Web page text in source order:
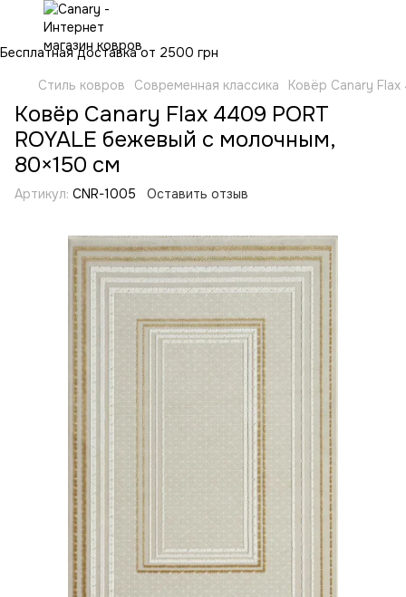
Бесплатная доставка от 2500 грн
Стиль ковров
Современная классика Ковёр Canary
Ковёр Canary Flax 4409 PORT
ROYALE бежевый с молочным,
80×150 см
Артикул: CNR-1005 Оставить отзыв